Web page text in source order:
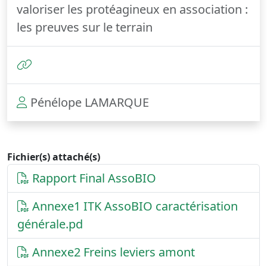
valoriser les protéagineux en association :
les preuves sur le terrain
Pénélope LAMARQUE
Fichier(s) attaché(s)
Rapport Final AssoBIO
Annexe1 ITK AssoBIO caractérisation
générale.pd
Annexe2 Freins leviers amont